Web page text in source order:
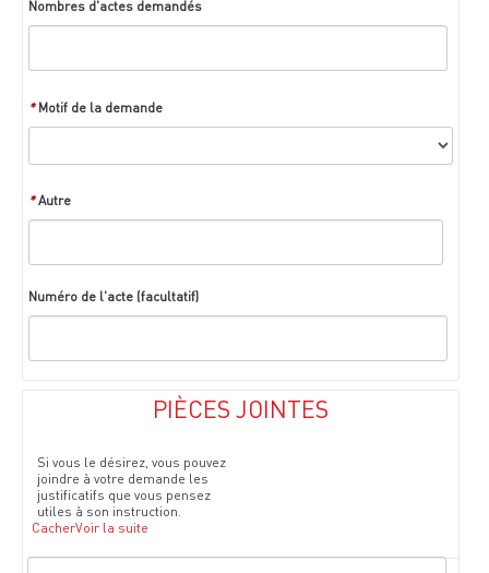
Nombres d'actes demandés
*Motif de la demande
*Autre
Numéro de l'acte (facultatif)
PIÈCES JOINTES
Si vous le désirez, vous pouvez
joindre à votre demande les
justificatifs que vous pensez
utiles à son instruction.
CacherVoir la suite